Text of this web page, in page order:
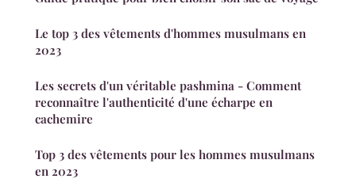
Le top 3 des vêtements d'hommes musulmans en
2023
Les secrets d'un véritable pashmina - Comment
reconnaître l'authenticité d'une écharpe en
cachemire
Top 3 des vêtements pour les hommes musulmans
en 2023